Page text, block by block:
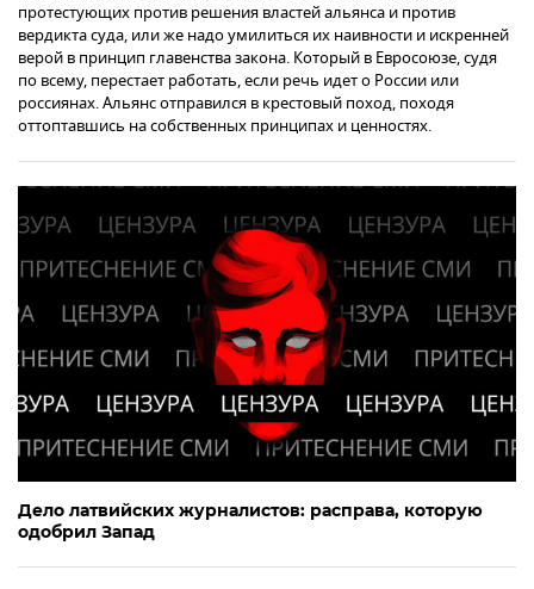
протестующих против решения властей альянса и против
вердикта суда, или же надо умилиться их наивности и искренней
верой в принцип главенства закона. Который в Евросоюзе, судя
по всему, перестает работать, если речь идет о России или
россиянах. Альянс отправился в крестовый поход, походя
оттоптавшись на собственных принципах и ценностях.
Дело латвийских журналистов: расправа, которую
одобрил Запад